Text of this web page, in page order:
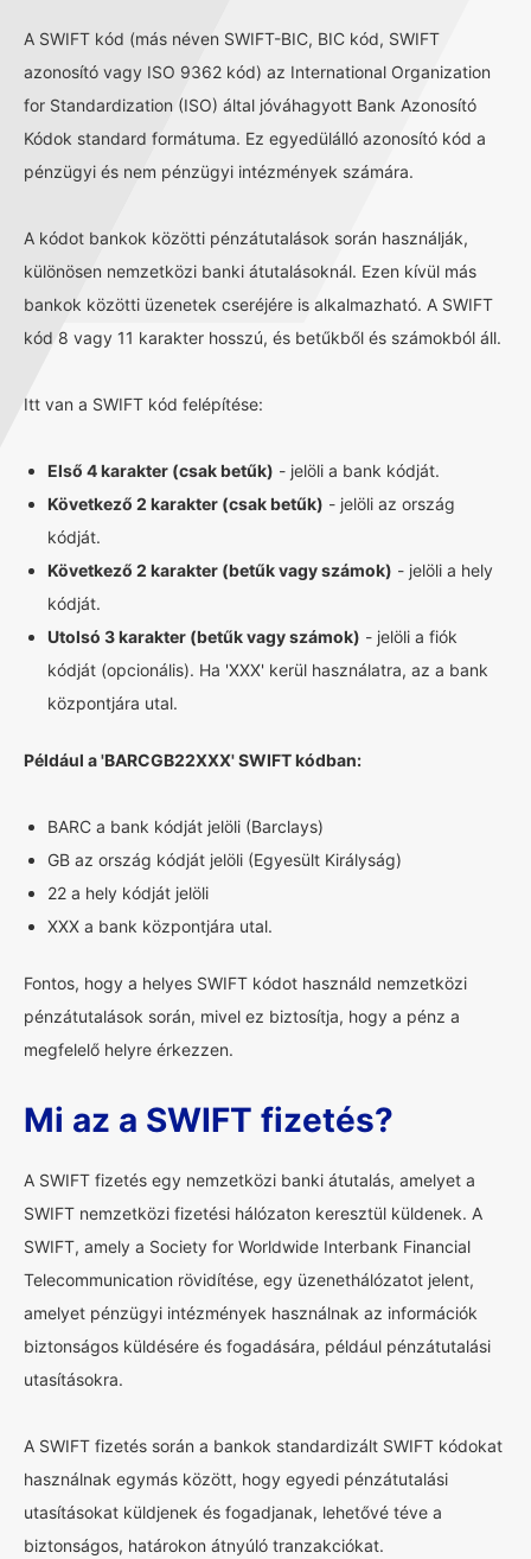
A SWIFT kód (más néven SWIFT-BIC, BIC kód, SWIFT
azonosító vagy ISO 9362 kód) az International Organization
for Standardization (ISO) által jóváhagyott Bank Azonosító
Kódok standard formátuma. Ez egyedülálló azonosító kód a
pénzügyi és nem pénzügyi intézmények számára.
A kódot bankok közötti pénzátutalások során használják,
különösen nemzetközi banki átutalásoknál. Ezen kívül más
bankok közötti üzenetek cseréjére is alkalmazható. A SWIFT
kód 8 vagy 11 karakter hosszú, és betűkből és számokból áll.
Itt van a SWIFT kód felépítése:
Első 4 karakter (csak betűk) - jelöli a bank kódját.
Következő 2 karakter (csak betűk) - jelöli az ország
kódját.
Következő 2 karakter (betűk vagy számok) - jelöli a hely
kódját.
Utolsó 3 karakter (betűk vagy számok) - jelöli a fiók
kódját (opcionális). Ha 'XXX' kerül használatra, az a bank
központjára utal.
Például a 'BARCGB22XXX' SWIFT kódban:
BARC a bank kódját jelöli (Barclays)
GB az ország kódját jelöli (Egyesült Királyság)
22 a hely kódját jelöli
XXX a bank központjára utal.
Fontos, hogy a helyes SWIFT kódot használd nemzetközi
pénzátutalások során, mivel ez biztosítja, hogy a pénz a
megfelelő helyre érkezzen.
Mi az a SWIFT fizetés?
A SWIFT fizetés egy nemzetközi banki átutalás, amelyet a
SWIFT nemzetközi fizetési hálózaton keresztül küldenek. A
SWIFT, amely a Society for Worldwide Interbank Financial
Telecommunication rövidítése, egy üzenethálózatot jelent,
amelyet pénzügyi intézmények használnak az információk
biztonságos küldésére és fogadására, például pénzátutalási
utasításokra.
A SWIFT fizetés során a bankok standardizált SWIFT kódokat
használnak egymás között, hogy egyedi pénzátutalási
utasításokat küldjenek és fogadjanak, lehetővé téve a
biztonságos, határokon átnyúló tranzakciókat.